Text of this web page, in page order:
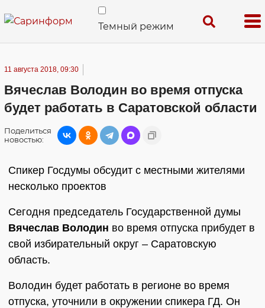
Темный режим
11 августа 2018, 09:30
Вячеслав Володин во время отпуска
будет работать в Саратовской области
Поделиться
новостью:
Спикер Госдумы обсудит с местными жителями
несколько проектов
Сегодня председатель Государственной думы
Вячеслав Володин во время отпуска прибудет в
свой избирательный округ – Саратовскую
область.
Володин будет работать в регионе во время
отпуска, уточнили в окружении спикера ГД. Он